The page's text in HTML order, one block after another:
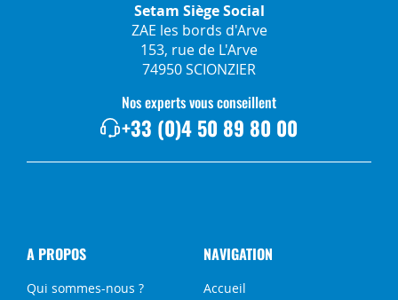
Setam Siège Social
ZAE les bords d'Arve
153, rue de L'Arve
74950 SCIONZIER
Nos experts vous conseillent
+33 (0)4 50 89 80 00
A PROPOS
Qui sommes-nous ?
NAVIGATION
Accueil